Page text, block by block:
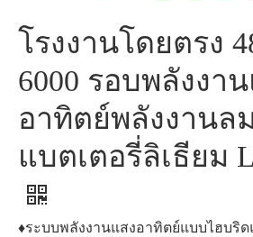
โรงงานโดยตรง
6000 รอบพลังงา
อาทิตย์พลังงานลม
แบตเตอรี่ลิเธียม
♦ระบบพลังงานแสงอาทิตย์แบบไฮบริ